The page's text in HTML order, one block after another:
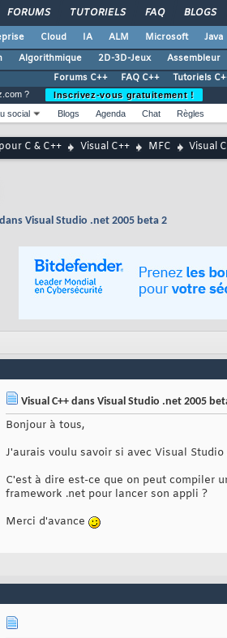
FORUMS TUTORIELS FAQ BLOGS
Cloud IA ALM Microsoft Java
Algorithmique 2D-3D-Jeux Assembleur
Forums C++
FAQ C++ Tutoriels
?
Inscrivez-vous gratuitement !
social Blogs Agenda Chat Règles
C & C++ Visual C++ MFC Visual
Visual Studio .net 2005 beta 2
Visual C++ dans Visual Studio .net 2005
Bonjour à tous,
J'aurais voulu savoir si avec Visual
C'est à dire est-ce que on peut compiler
framework .net pour lancer son appli ?
Merci d'avance